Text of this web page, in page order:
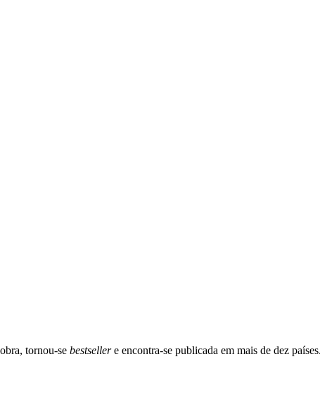
tornou-se bestsellere encontra-se publicada em mais de dez